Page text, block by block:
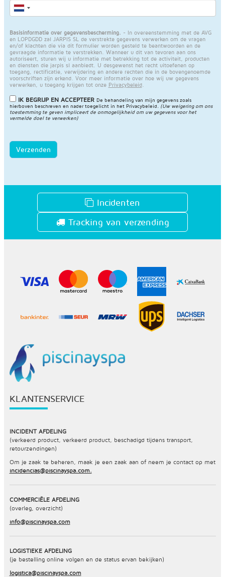
Basisinformatie over gegevensbescherming. - In overeenstemming met de AVG
en LOPDGDD zal JARPIS SL de verstrekte gegevens verwerken om de vragen
en/of klachten die via dit formulier worden gesteld te beantwoorden en de
gevraagde informatie te verstrekken. Wanneer u dit van tevoren aan ons
autoriseert, sturen wij u informatie met betrekking tot de activiteit, producten
en diensten die jarpis sl aanbiedt. U desgewenst het recht uitoefenen op
toegang, rectificatie, verwijdering en andere rechten die in de bovengenoemde
voorschriften zijn erkend. Voor meer informatie over hoe wij uw gegevens
verwerken, u toegang krijgen tot onze Privacybeleid.
IK BEGRIJP EN ACCEPTEER De behandeling van mijn gegevens zoals
hierboven beschreven en nader toegelicht in het Privacybeleid
(Uw weigering om ons
toestemming te geven impliceert de onmogelijkheid om uw gegevens voor het
vermelde doel te verwerken)
Verzenden
Incidenten
Tracking van verzending
KLANTENSERVICE
INCIDENT AFDELING
(verkeerd product, verkeerd product, beschadigd tijdens transport,
retourzendingen)
Om je zaak te beheren, maak je een zaak aan of neem je contact op met
incidencias@piscinayspa.com.
COMMERCIËLE AFDELING
(overleg, overzicht)
info@piscinayspa.com
LOGISTIEKE AFDELING
(je bestelling online volgen en de status ervan bekijken)
logistica@piscinayspa.com